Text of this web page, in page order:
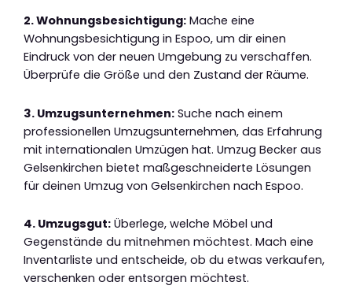
2. Wohnungsbesichtigung: Mache eine
Wohnungsbesichtigung in Espoo, um dir einen
Eindruck von der neuen Umgebung zu verschaffen.
Überprüfe die Größe und den Zustand der Räume.
3. Umzugsunternehmen: Suche nach einem
professionellen Umzugsunternehmen, das Erfahrung
mit internationalen Umzügen hat. Umzug Becker aus
Gelsenkirchen bietet maßgeschneiderte Lösungen
für deinen Umzug von Gelsenkirchen nach Espoo.
4. Umzugsgut: Überlege, welche Möbel und
Gegenstände du mitnehmen möchtest. Mach eine
Inventarliste und entscheide, ob du etwas verkaufen,
verschenken oder entsorgen möchtest.